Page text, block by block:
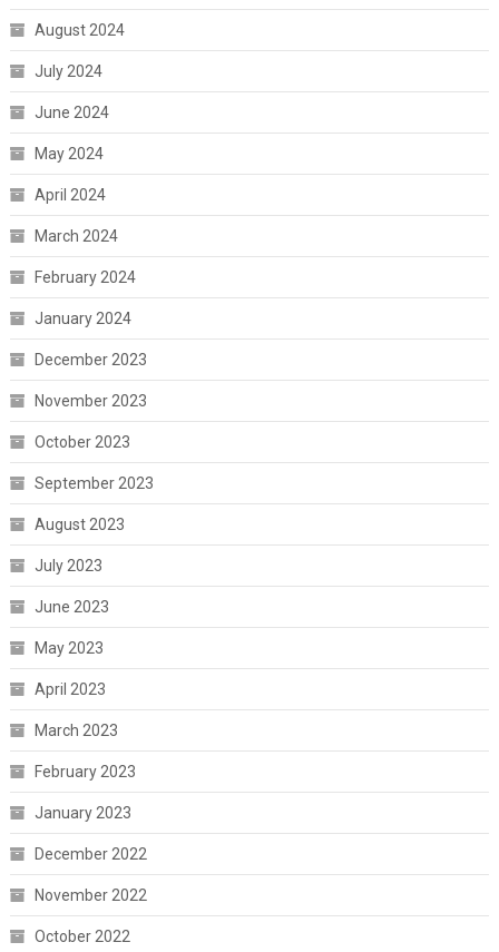
August 2024
July 2024
June 2024
May 2024
April 2024
March 2024
February 2024
January 2024
December 2023
November 2023
October 2023
September 2023
August 2023
July 2023
June 2023
May 2023
April 2023
March 2023
February 2023
January 2023
December 2022
November 2022
October 2022